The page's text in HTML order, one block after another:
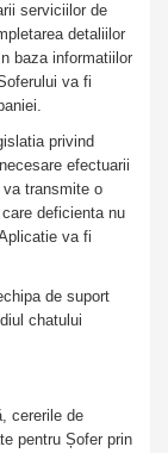
serviciilor de
detaliilor
baza informatiilor
va fi
privind
efectuarii
transmite o
deficienta nu
va fi
de suport
chatului
cererile de
pentru Șofer prin